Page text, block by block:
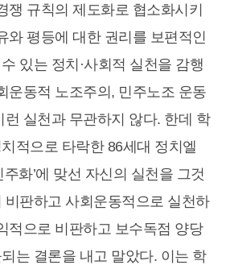
쟁 규칙의 제도화로 협소화시키
와 평등에 대한 권리를 보편적인
있는 정치·사회적 실천을 감행
운동적 노조주의, 민주노조 운동
런 실천과 무관하지 않다. 한데 학
적으로 타락한 86세대 정치엘
주화’에 맞선 자신의 실천을 그것
비판하고 사회운동적으로 실천하
적으로 비판하고 보수독점 양당
는 결론을 내고 말았다. 이는 학